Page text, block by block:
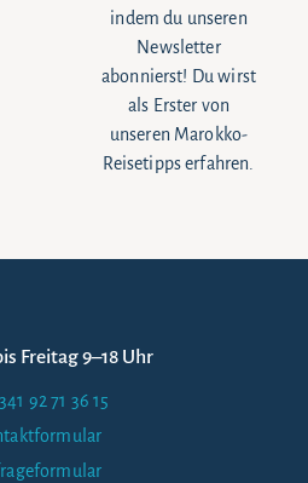
indem du unseren
Newsletter
abonnierst! Du wirst
als Erster von
unseren Marokko-
Reisetipps erfahren.
Freitag 9–18 Uhr
92 71 36 15